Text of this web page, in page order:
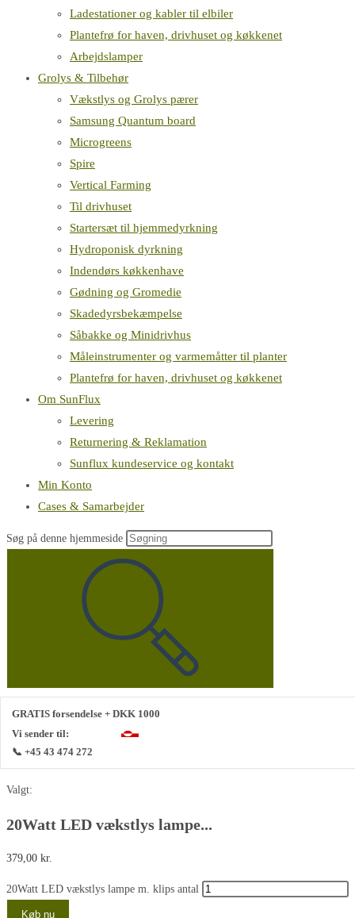
Ladestationer og kabler til elbiler
Plantefrø for haven, drivhuset og køkkenet
Arbejdslamper
Grolys & Tilbehør
Vækstlys og Grolys pærer
Samsung Quantum board
Microgreens
Spire
Vertical Farming
Til drivhuset
Startersæt til hjemmedyrkning
Hydroponisk dyrkning
Indendørs køkkenhave
Gødning og Gromedie
Skadedyrsbekæmpelse
Såbakke og Minidrivhus
Måleinstrumenter og varmemåtter til planter
Plantefrø for haven, drivhuset og køkkenet
Om SunFlux
Levering
Returnering & Reklamation
Sunflux kundeservice og kontakt
Min Konto
Cases & Samarbejder
Søg på denne hjemmeside
GRATIS forsendelse + DKK 1000
Vi sender til:
📞 +45 43 474 272
Valgt:
20Watt LED vækstlys lampe...
379,00 kr.
20Watt LED vækstlys lampe m. klips antal
Køb nu